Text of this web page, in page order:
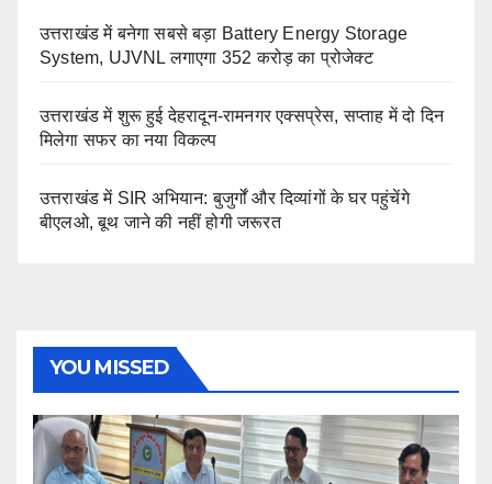
उत्तराखंड में बनेगा सबसे बड़ा Battery Energy Storage
System, UJVNL लगाएगा 352 करोड़ का प्रोजेक्ट
उत्तराखंड में शुरू हुई देहरादून-रामनगर एक्सप्रेस, सप्ताह में दो दिन
मिलेगा सफर का नया विकल्प
उत्तराखंड में SIR अभियान: बुजुर्गों और दिव्यांगों के घर पहुंचेंगे
बीएलओ, बूथ जाने की नहीं होगी जरूरत
YOU MISSED